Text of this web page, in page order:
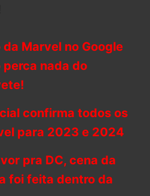
da Marvel no Google
perca nada do
confirma todos os
para 2023 e 2024
pra DC, cena da
foi feita dentro da